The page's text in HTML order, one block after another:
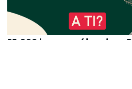
25.000 kupaca već kupuje uz